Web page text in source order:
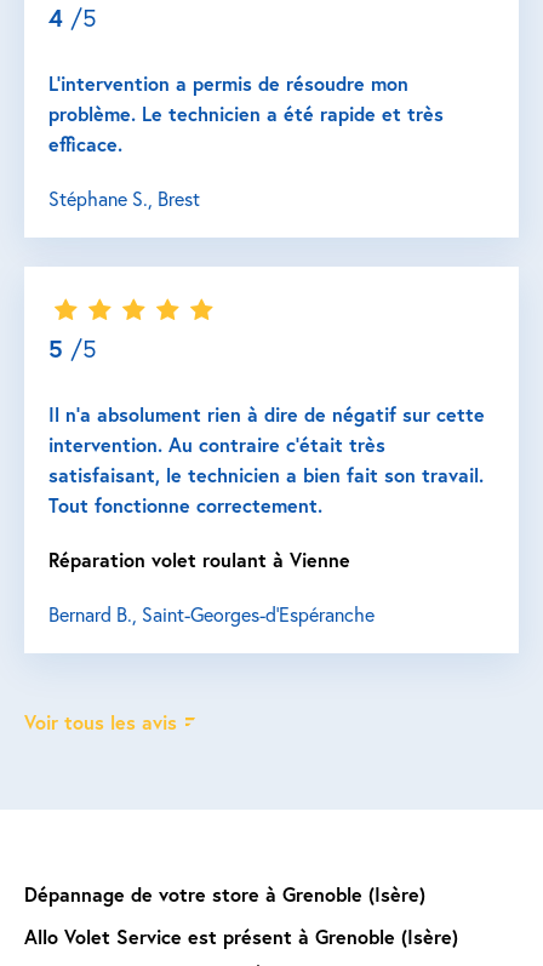
Dépannage de votre store à Grenoble (Isère)
Allo Volet Service est présent à Grenoble (Isère)
4 /5
L’intervention a permis de résoudre mon
problème. Le technicien a été rapide et très
efficace.
Stéphane S., Brest
5 /5
Il n’a absolument rien à dire de négatif sur cette
intervention. Au contraire c’était très
satisfaisant, le technicien a bien fait son travail.
Tout fonctionne correctement.
Réparation volet roulant à Vienne
Bernard B., Saint-Georges-d'Espéranche
Voir tous les avis